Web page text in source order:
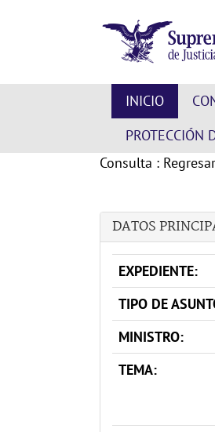
INICIO
PROTECCIÓN
Consulta : Regresar
DATOS
EXPEDIENTE:
TIPO DE
MINISTRO:
TEMA: